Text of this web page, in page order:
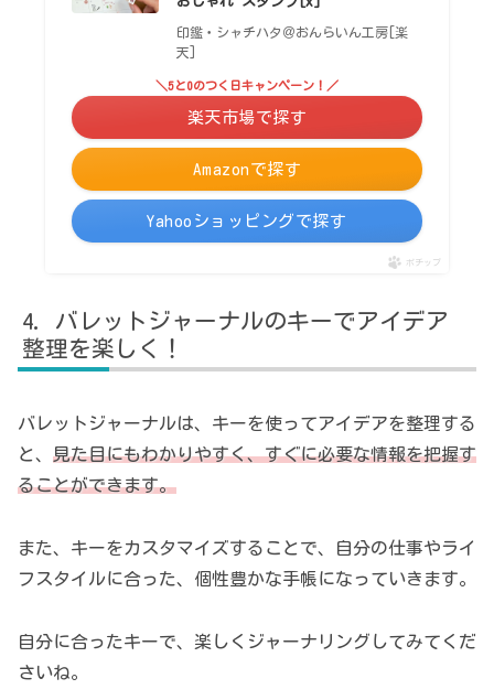
印鑑・シャチハタ＠おんらいん工房[楽
天]
Amazonで探す
＼5と0のつく日キャンペーン！／
楽天市場で探す
Yahooショッピングで探す
ポチップ
バレットジャーナルのキーでアイデア
整理を楽しく！
バレットジャーナルは、キーを使ってアイデアを整理する
と、 見た目にもわかりやすく、すぐに必要な情報を把握す
ることができます。
また、キーをカスタマイズすることで、自分の仕事やライ
フスタイルに合った、個性豊かな手帳になっていきます。
自分に合ったキーで、楽しくジャーナリングしてみてくだ
さいね。